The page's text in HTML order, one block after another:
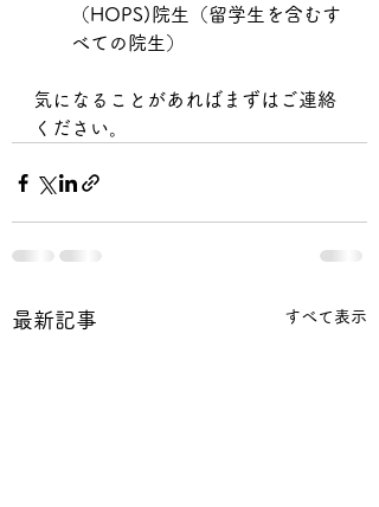
（HOPS)院生（留学生を含むす
べての院生）
気になることがあればまずはご連絡
ください。
最新記事 すべて表示